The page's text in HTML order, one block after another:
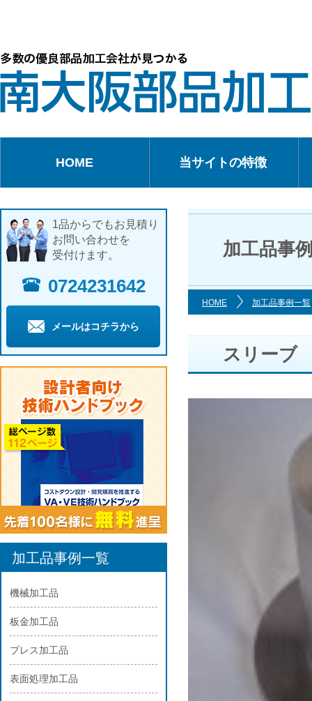
HOME 当サイトの特徴
加工品事
HOME 加工品事例一覧
スリーブ
1品からでもお見積り
お問い合わせを
受付けます。
0724231642
メールはコチラから
加工品事例一覧
機械加工品
板金加工品
プレス加工品
表面処理加工品